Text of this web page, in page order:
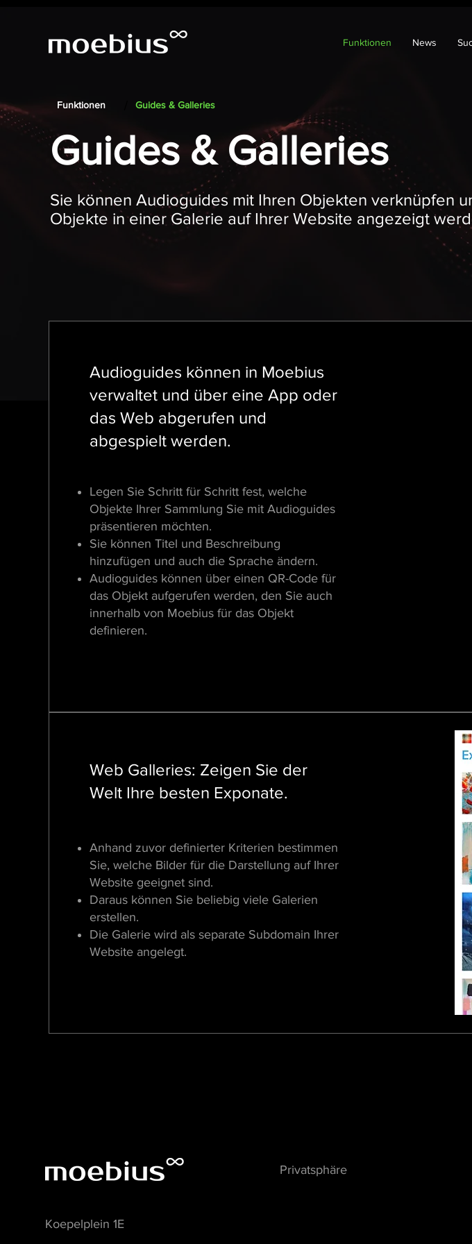
Funktionen News
Funktionen Guides & Galleries
Guides & Galleries
Sie können Audioguides mit Ihren Objekten verknüpfen
Objekte in einer Galerie auf Ihrer Website angezeigt
Audioguides können in Moebius
verwaltet und über eine App oder
das Web abgerufen und
abgespielt werden.
Legen Sie Schritt für Schritt fest, welche
Objekte Ihrer Sammlung Sie mit Audioguides
präsentieren möchten.
Sie können Titel und Beschreibung
hinzufügen und auch die Sprache ändern.
Audioguides können über einen QR-Code für
das Objekt aufgerufen werden, den Sie auch
innerhalb von Moebius für das Objekt
definieren.
Web Galleries: Zeigen Sie der
Welt Ihre besten Exponate.
Anhand zuvor definierter Kriterien bestimmen
Sie, welche Bilder für die Darstellung auf Ihrer
Website geeignet sind.
Daraus können Sie beliebig viele Galerien
erstellen.
Die Galerie wird als separate Subdomain Ihrer
Website angelegt.
Privatsphäre
Koepelplein 1E